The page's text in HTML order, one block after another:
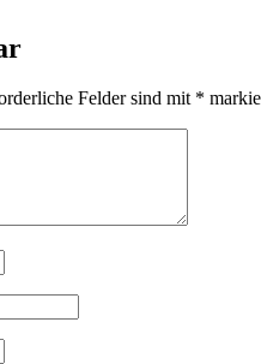
Felder sind mit *